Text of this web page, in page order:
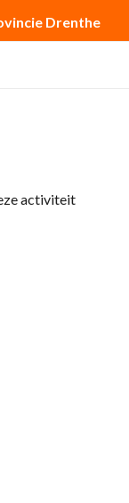
Drenthe
activiteit